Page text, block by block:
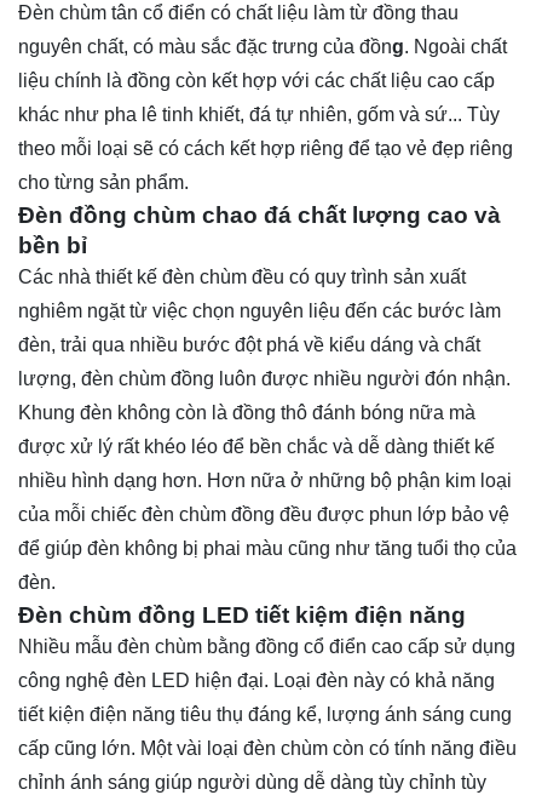
Đèn chùm tân cổ điển có chất liệu làm từ đồng thau
nguyên chất, có màu sắc đặc trưng của đồng. Ngoài chất
liệu chính là đồng còn kết hợp với các chất liệu cao cấp
khác như pha lê tinh khiết, đá tự nhiên, gốm và sứ... Tùy
theo mỗi loại sẽ có cách kết hợp riêng để tạo vẻ đẹp riêng
cho từng sản phẩm.
Đèn đồng chùm chao đá chất lượng cao và
bền bỉ
Các nhà thiết kế đèn chùm đều có quy trình sản xuất
nghiêm ngặt từ việc chọn nguyên liệu đến các bước làm
đèn, trải qua nhiều bước đột phá về kiểu dáng và chất
lượng, đèn chùm đồng luôn được nhiều người đón nhận.
Khung đèn không còn là đồng thô đánh bóng nữa mà
được xử lý rất khéo léo để bền chắc và dễ dàng thiết kế
nhiều hình dạng hơn. Hơn nữa ở những bộ phận kim loại
của mỗi chiếc đèn chùm đồng đều được phun lớp bảo vệ
để giúp đèn không bị phai màu cũng như tăng tuổi thọ của
đèn.
Đèn chùm đồng LED tiết kiệm điện năng
Nhiều mẫu đèn chùm bằng đồng cổ điển cao cấp sử dụng
công nghệ đèn LED hiện đại. Loại đèn này có khả năng
tiết kiện điện năng tiêu thụ đáng kể, lượng ánh sáng cung
cấp cũng lớn. Một vài loại đèn chùm còn có tính năng điều
chỉnh ánh sáng giúp người dùng dễ dàng tùy chỉnh tùy